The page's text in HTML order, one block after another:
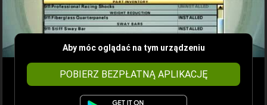
Aby móc oglądać na tym urządzeniu
POBIERZ BEZPŁATNĄ APLIKACJĘ